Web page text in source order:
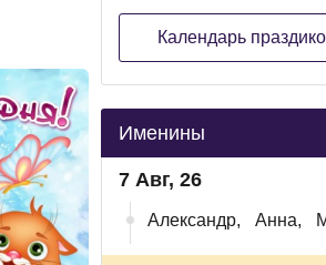
Календарь
Именины
7 Авг, 26
Александр, Анна,